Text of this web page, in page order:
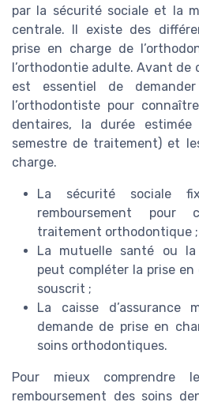
par la sécurité sociale et la
centrale. Il existe des
prise en charge de
l’orthodontie adulte. Avant
est essentiel de
l’orthodontiste pour
dentaires, la durée
semestre de traitement) et
charge.
La sécurité sociale
remboursement pour
traitement orthodontique ;
La mutuelle santé ou la
peut compléter la prise
souscrit ;
La caisse d’assurance
demande de prise en
soins orthodontiques.
Pour mieux comprendre
remboursement des soins